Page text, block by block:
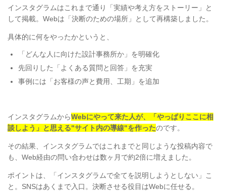
インスタグラムはこれまで通り「実績や考え方をストーリー」と
して掲載。Webは「決断のための場所」として再構築しました。
具体的に何をやったかというと、
「どんな人に向けた設計事務所か」を明確化
先回りした「よくある質問と回答」を充実
事例には「お客様の声と費用、工期」を追加
インスタグラムからWebにやって来た人が、「やっぱりここに相
談しよう」と思える"サイト内の導線"を作ったのです。
その結果、インスタグラムではこれまでと同じような投稿内容で
も、Web経由の問い合わせは数ヶ月で約2倍に増えました。
ポイントは、「インスタグラムで全てを説明しようとしない」こ
と。SNSはあくまで入口。決断させる役目はWebに任せる。